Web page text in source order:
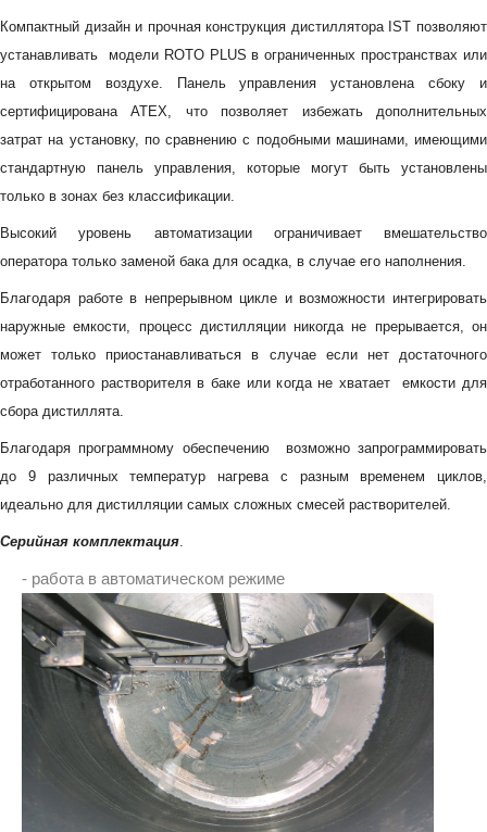
Компактный дизайн и прочная конструкция дистиллятора IST позволяют
устанавливать модели ROTO PLUS в ограниченных пространствах или
на открытом воздухе. Панель управления установлена сбоку и
сертифицирована ATEX, что позволяет избежать дополнительных
затрат на установку, по сравнению с подобными машинами, имеющими
стандартную панель управления, которые могут быть установлены
только в зонах без классификации.
Высокий уровень автоматизации ограничивает вмешательство
оператора только заменой бака для осадка, в случае его наполнения.
Благодаря работе в непрерывном цикле и возможности интегрировать
наружные емкости, процесс дистилляции никогда не прерывается, он
может только приостанавливаться в случае если нет достаточного
отработанного растворителя в баке или когда не хватает емкости для
сбора дистиллята.
Благодаря программному обеспечению возможно запрограммировать
до 9 различных температур нагрева с разным временем циклов,
идеально для дистилляции самых сложных смесей растворителей.
Серийная комплектация.
- работа в автоматическом режиме